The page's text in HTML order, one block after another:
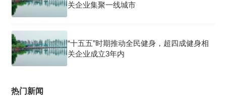
关企业集聚一线城市
“十五五”时期推动全民健身，超四成健身相
关企业成立3年内
热门新闻